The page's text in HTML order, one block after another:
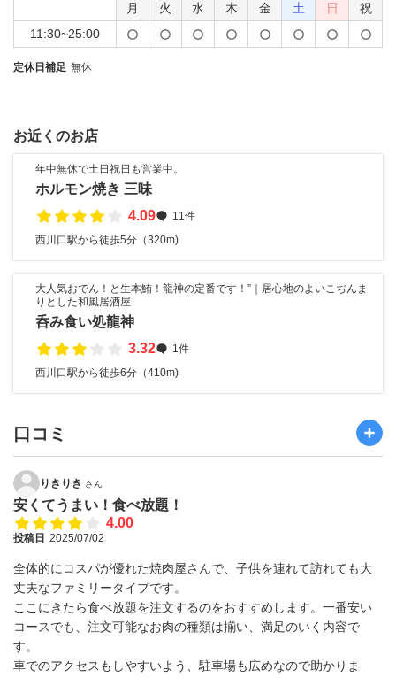
月 火 水 木 金 土 日
祝
11:30~25:00
定休日補足 無休
お近くのお店
年中無休で土日祝日も営業中。
ホルモン焼き 三味
4.09
11件
西川口駅から徒歩5分（320m)
大人気おでん！と生本鮪！龍神の定番です！”｜居心地のよいこぢんま
りとした和風居酒屋
呑み食い処龍神
3.32
1件
西川口駅から徒歩6分（410m)
口コミ
りきりき さん
安くてうまい！食べ放題！
4.00
投稿日 2025/07/02
全体的にコスパが優れた焼肉屋さんで、子供を連れて訪れても大
丈夫なファミリータイプです。
ここにきたら食べ放題を注文するのをおすすめします。一番安い
コースでも、注文可能なお肉の種類は揃い、満足のいく内容で
す。
車でのアクセスもしやすいよう、駐車場も広めなので助かりま